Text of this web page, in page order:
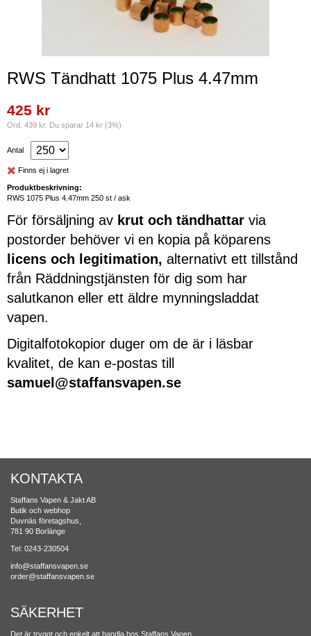
RWS Tändhatt 1075 Plus 4.47mm
425 kr
Ord. 439 kr. Du sparar 14 kr (3%)
Antal
Finns ej i lagret
Produktbeskrivning:
RWS 1075 Plus 4.47mm 250 st / ask
För försäljning av krut och tändhattar via
postorder behöver vi en kopia på köparens
licens och legitimation, alternativt ett tillstånd
från Räddningstjänsten för dig som har
salutkanon eller ett äldre mynningsladdat
vapen.
Digitalfotokopior duger om de är i läsbar
kvalitet, de kan e-postas till
samuel@staffansvapen.se
KONTAKTA
Staffans Vapen & Jakt AB
Butik och webhop
Duvnäs företagshus,
781 90 Borlänge
Tel: 0243-230504
info@staffansvapen.se
order@staffansvapen.se
SÄKERHET
Det är tryggt och enkelt att handla hos Staffans Vapen.